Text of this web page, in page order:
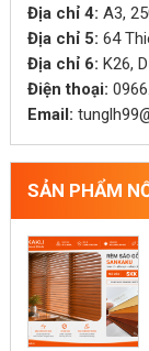
Địa chỉ 4: A3,
Địa chỉ 5: 64
Địa chỉ 6: K26,
Điện thoại:
Email:
SẢN PHẨM